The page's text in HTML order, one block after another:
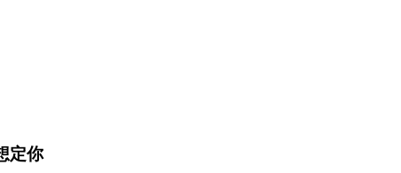
定你